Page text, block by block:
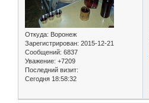
Откуда: Воронеж
Зарегистрирован: 2015-12-21
Сообщений: 6837
Уважение: +7209
Последний визит:
Сегодня 18:58:32